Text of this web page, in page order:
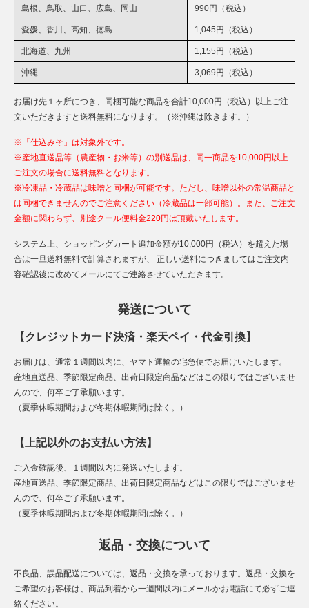
島根、鳥取、山口、広島、岡山 990円（税込）
愛媛、香川、高知、徳島 1,045円（税込）
北海道、九州 1,155円（税込）
沖縄 3,069円（税込）
お届け先１ヶ所につき、同梱可能な商品を合計10,000円（税込）以上ご注
文いただきますと送料無料になります。（※沖縄は除きます。）
※「仕込みそ」は対象外です。
※産地直送品等（農産物・お米等）の別送品は、同一商品を10,000円以上
ご注文の場合に送料無料となります。
※冷凍品・冷蔵品は味噌と同梱が可能です。ただし、味噌以外の常温商品と
は同梱できませんのでご注意ください（冷蔵品は一部可能）。また、ご注文
金額に関わらず、別途クール便料金220円は頂戴いたします。
システム上、ショッピングカート追加金額が10,000円（税込）を超えた場
合は一旦送料無料で計算されますが、 正しい送料につきましてはご注文内
容確認後に改めてメールにてご連絡させていただきます。
発送について
【クレジットカード決済・楽天ペイ・代金引換】
お届けは、通常１週間以内に、ヤマト運輸の宅急便でお届けいたします。
産地直送品、季節限定商品、出荷日限定商品などはこの限りではございませ
んので、何卒ご了承願います。
（夏季休暇期間および冬期休暇期間は除く。）
【上記以外のお支払い方法】
ご入金確認後、１週間以内に発送いたします。
産地直送品、季節限定商品、出荷日限定商品などはこの限りではございませ
んので、何卒ご了承願います。
（夏季休暇期間および冬期休暇期間は除く。）
返品・交換について
不良品、誤品配送については、返品・交換を承っております。返品・交換を
ご希望のお客様は、商品到着から一週間以内にメールかお電話にて必ずご連
絡ください。